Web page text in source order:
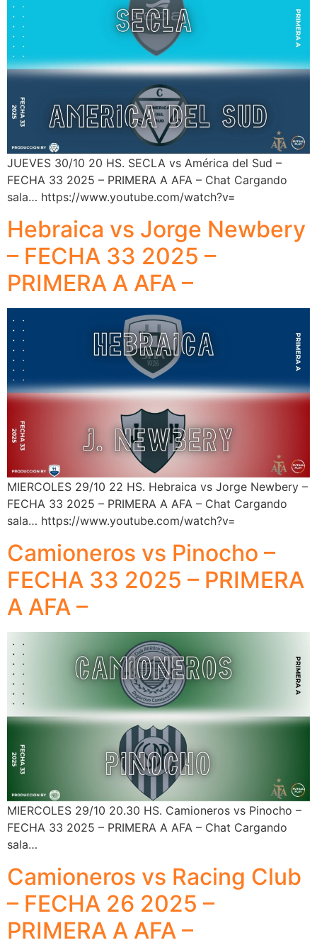
JUEVES 30/10 20 HS. SECLA vs América del Sud –
FECHA 33 2025 – PRIMERA A AFA – Chat Cargando
sala… https://www.youtube.com/watch?v=
Hebraica vs Jorge Newbery
– FECHA 33 2025 –
PRIMERA A AFA –
MIERCOLES 29/10 22 HS. Hebraica vs Jorge Newbery –
FECHA 33 2025 – PRIMERA A AFA – Chat Cargando
sala… https://www.youtube.com/watch?v=
Camioneros vs Pinocho –
FECHA 33 2025 – PRIMERA
A AFA –
MIERCOLES 29/10 20.30 HS. Camioneros vs Pinocho –
FECHA 33 2025 – PRIMERA A AFA – Chat Cargando
sala…
Camioneros vs Racing Club
– FECHA 26 2025 –
PRIMERA A AFA –